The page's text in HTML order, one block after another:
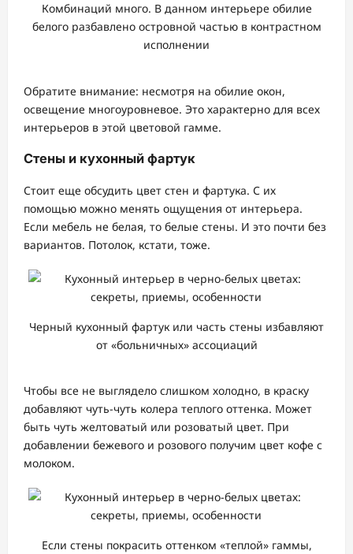
Комбинаций много. В данном интерьере обилие
белого разбавлено островной частью в контрастном
исполнении
Обратите внимание: несмотря на обилие окон,
освещение многоуровневое. Это характерно для всех
интерьеров в этой цветовой гамме.
Стены и кухонный фартук
Стоит еще обсудить цвет стен и фартука. С их
помощью можно менять ощущения от интерьера.
Если мебель не белая, то белые стены. И это почти без
вариантов. Потолок, кстати, тоже.
Черный кухонный фартук или часть стены избавляют
от «больничных» ассоциаций
Чтобы все не выглядело слишком холодно, в краску
добавляют чуть-чуть колера теплого оттенка. Может
быть чуть желтоватый или розоватый цвет. При
добавлении бежевого и розового получим цвет кофе с
молоком.
Если стены покрасить оттенком «теплой» гаммы,